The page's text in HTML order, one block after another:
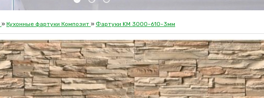
» Кухонные фартуки Композит » Фартуки KM 3000-610-3мм